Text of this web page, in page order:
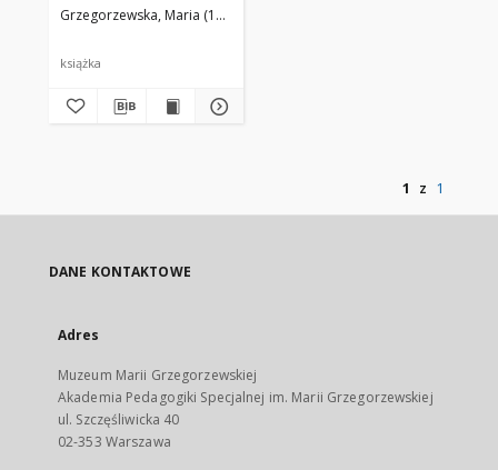
expérimentale faites
Grzegorzewska, Maria (1887-1967)
książka
1 z 1
DANE KONTAKTOWE
Adres
Muzeum Marii Grzegorzewskiej
Akademia Pedagogiki Specjalnej im. Marii Grzegorzewskiej
ul. Szczęśliwicka 40
02-353 Warszawa